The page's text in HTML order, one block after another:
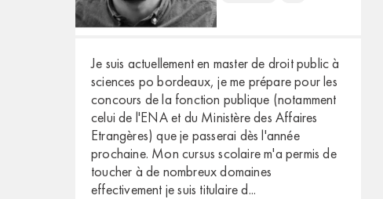
Je suis actuellement en master de droit public à
sciences po bordeaux, je me prépare pour les
concours de la fonction publique (notamment
celui de l'ENA et du Ministère des Affaires
Etrangères) que je passerai dès l'année
prochaine. Mon cursus scolaire m'a permis de
toucher à de nombreux domaines
effectivement je suis titulaire d...